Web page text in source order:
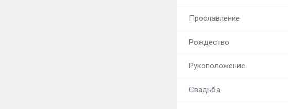
Прославление
Рождество
Рукоположение
Свадьба